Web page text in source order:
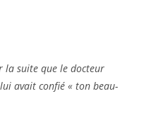
la suite que le docteur
avait confié « ton beau-